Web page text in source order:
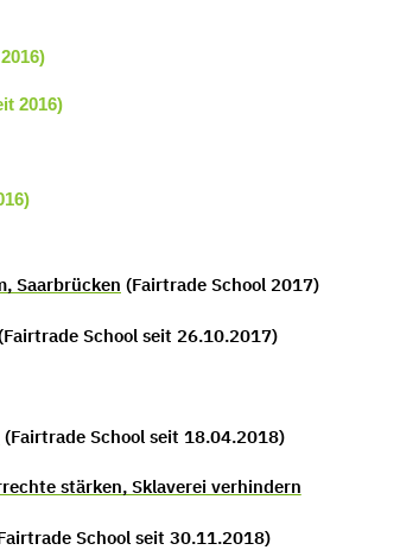
2016)
Saarbrücken (Fairtrade School 2017)
School seit 26.10.2017)
(Fairtrade School seit 18.04.2018)
stärken, Sklaverei verhindern
School seit 30.11.2018)